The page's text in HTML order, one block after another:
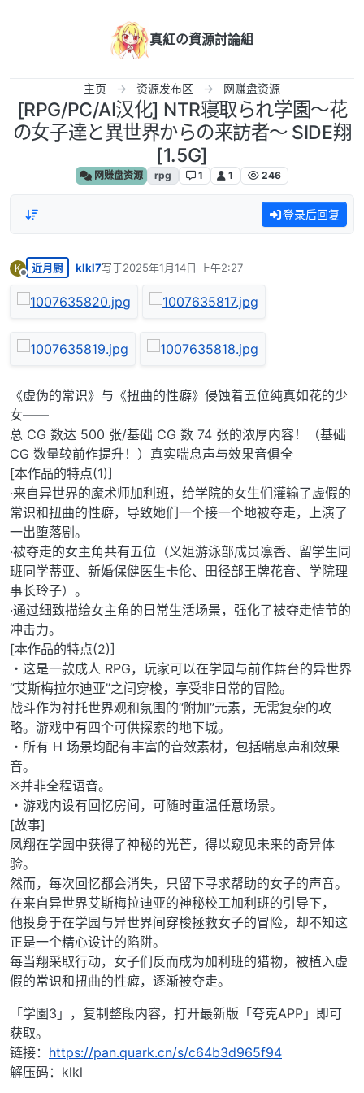
真紅の資源討論組
主页 资源发布区 网赚盘资源
[RPG/PC/AI汉化] NTR寝取られ学園～花
の女子達と異世界からの来訪者～ SIDE翔
[1.5G]
网赚盘资源 rpg 1 1 246
登录后回复
K
离线
近月厨 klkl7写于2025年1月14日 上午2:27
最后由 编辑
《虚伪的常识》与《扭曲的性癖》侵蚀着五位纯真如花的少
女——
总 CG 数达 500 张/基础 CG 数 74 张的浓厚内容！（基础
CG 数量较前作提升！）真实喘息声与效果音俱全
[本作品的特点(1)]
·来自异世界的魔术师加利班，给学院的女生们灌输了虚假的
常识和扭曲的性癖，导致她们一个接一个地被夺走，上演了
一出堕落剧。
·被夺走的女主角共有五位（义姐游泳部成员凛香、留学生同
班同学蒂亚、新婚保健医生卡伦、田径部王牌花音、学院理
事长玲子）。
·通过细致描绘女主角的日常生活场景，强化了被夺走情节的
冲击力。
[本作品的特点(2)]
・这是一款成人 RPG，玩家可以在学园与前作舞台的异世界
“艾斯梅拉尔迪亚”之间穿梭，享受非日常的冒险。
战斗作为衬托世界观和氛围的“附加”元素，无需复杂的攻
略。游戏中有四个可供探索的地下城。
・所有 H 场景均配有丰富的音效素材，包括喘息声和效果
音。
※并非全程语音。
・游戏内设有回忆房间，可随时重温任意场景。
[故事]
凤翔在学园中获得了神秘的光芒，得以窥见未来的奇异体
验。
然而，每次回忆都会消失，只留下寻求帮助的女子的声音。
在来自异世界艾斯梅拉迪亚的神秘校工加利班的引导下，
他投身于在学园与异世界间穿梭拯救女子的冒险，却不知这
正是一个精心设计的陷阱。
每当翔采取行动，女子们反而成为加利班的猎物，被植入虚
假的常识和扭曲的性癖，逐渐被夺走。
「学園3」，复制整段内容，打开最新版「夸克APP」即可
获取。
链接： https://pan.quark.cn/s/c64b3d965f94
解压码：klkl